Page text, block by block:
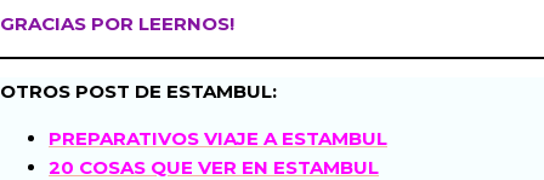
GRACIAS POR LEERNOS!
OTROS POST DE ESTAMBUL:
PREPARATIVOS VIAJE A ESTAMBUL
20 COSAS QUE VER EN ESTAMBUL